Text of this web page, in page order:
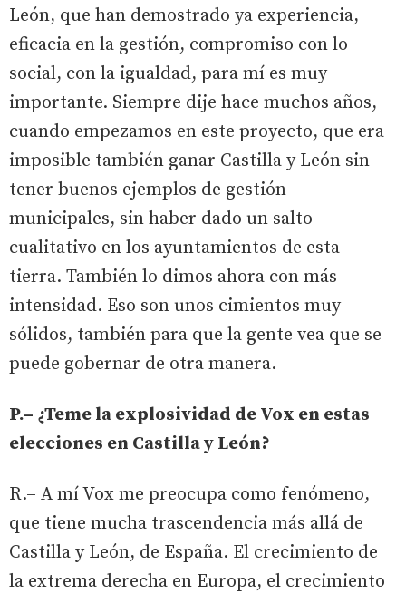
León, que han demostrado ya experiencia,
eficacia en la gestión, compromiso con lo
social, con la igualdad, para mí es muy
importante. Siempre dije hace muchos años,
cuando empezamos en este proyecto, que era
imposible también ganar Castilla y León sin
tener buenos ejemplos de gestión
municipales, sin haber dado un salto
cualitativo en los ayuntamientos de esta
tierra. También lo dimos ahora con más
intensidad. Eso son unos cimientos muy
sólidos, también para que la gente vea que se
puede gobernar de otra manera.
P.– ¿Teme la explosividad de Vox en estas
elecciones en Castilla y León?
R.– A mí Vox me preocupa como fenómeno,
que tiene mucha trascendencia más allá de
Castilla y León, de España. El crecimiento de
la extrema derecha en Europa, el crecimiento